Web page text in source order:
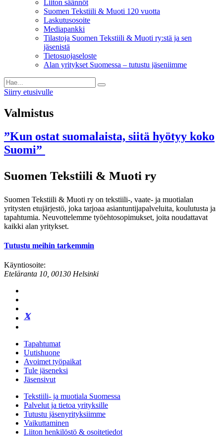
Liiton säännöt
Suomen Tekstiili & Muoti 120 vuotta
Laskutusosoite
Mediapankki
Tilastoja Suomen Tekstiili & Muoti ry:stä ja sen
jäsenistä
Tietosuojaseloste
Alan yritykset Suomessa – tutustu jäseniimme
Siirry etusivulle
Valmistus
”Kun ostat suomalaista, siitä hyötyy koko
Suomi”
Suomen Tekstiili & Muoti ry
Suomen Tekstiili & Muoti ry on tekstiili-, vaate- ja muotialan
yritysten etujärjestö, joka tarjoaa asiantuntijapalveluita, koulutusta ja
tapahtumia. Neuvottelemme työehtosopimukset, joita noudattavat
kaikki alan yritykset.
Tutustu meihin tarkemmin
Käyntiosoite:
Eteläranta 10, 00130 Helsinki
Tapahtumat
Uutishuone
Avoimet työpaikat
Tule jäseneksi
Jäsensivut
Tekstiili- ja muotiala Suomessa
Palvelut ja tietoa yrityksille
Tutustu jäsenyrityksiimme
Vaikuttaminen
Liiton henkilöstö & osoitetiedot